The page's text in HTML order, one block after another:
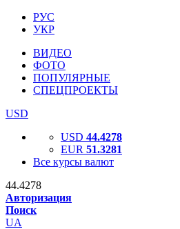
РУС
УКР
ВИДЕО
ФОТО
ПОПУЛЯРНЫЕ
СПЕЦПРОЕКТЫ
USD
USD 44.4278
EUR 51.3281
Все курсы валют
44.4278
Авторизация
Поиск
UA